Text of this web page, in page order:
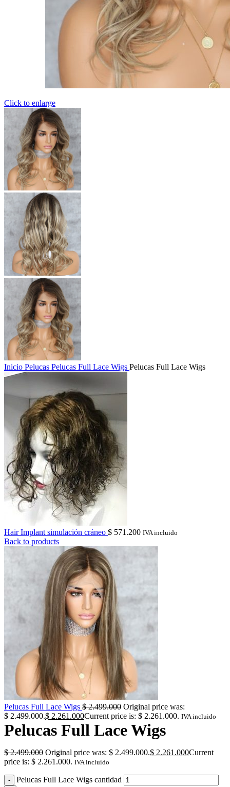
Click to enlarge
Inicio Pelucas Pelucas Full Lace Wigs Pelucas Full Lace Wigs
Hair Implant simulación cráneo $ 571.200 IVA incluido
Back to products
Pelucas Full Lace Wigs $2.499.000 Original price was:
$ 2.499.000.$ 2.261.000Current price is: $ 2.261.000. IVA incluido
Pelucas Full Lace Wigs
$2.499.000 Original price was: $ 2.499.000.$ 2.261.000Current
price is: $ 2.261.000. IVA incluido
Pelucas Full Lace Wigs cantidad